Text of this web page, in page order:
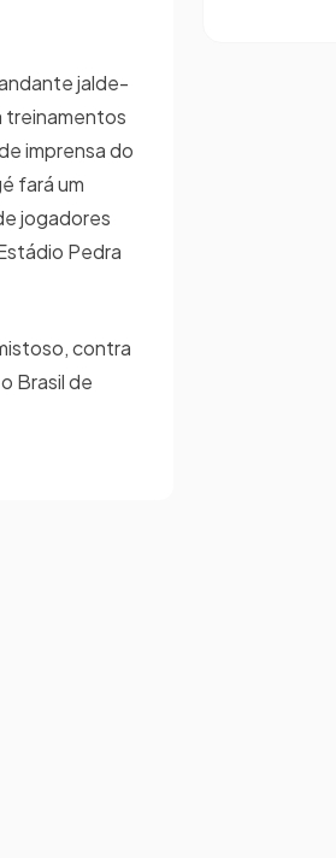
jalde-
treinamentos
imprensa do
fará um
jogadores
Pedra
contra
Brasil de